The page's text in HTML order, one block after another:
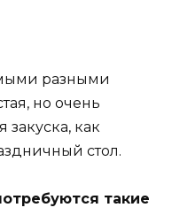
разными
но очень
как
стол.
такие